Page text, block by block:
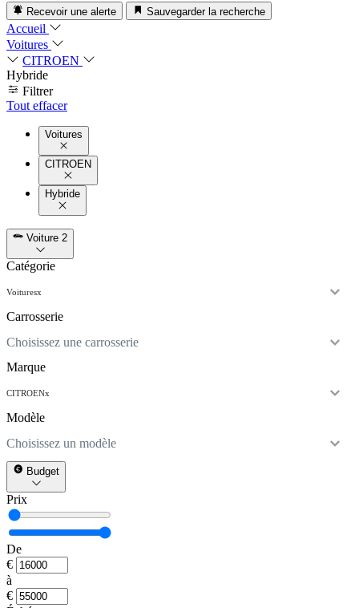
Recevoir une alerte Sauvegarder la recherche
Accueil
Voitures
CITROEN
Hybride
Filtrer
Tout effacer
Voitures
CITROEN
Hybride
Voiture 2
Catégorie
Voituresx
Carrosserie
Choisissez une carrosserie
Marque
CITROENx
Modèle
Choisissez un modèle
Budget
Prix
De
€
à
€